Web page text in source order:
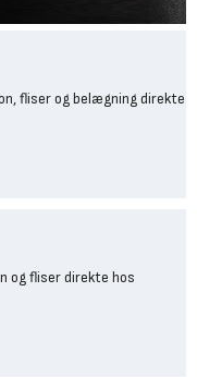
fliser og belægning direkte
og fliser direkte hos